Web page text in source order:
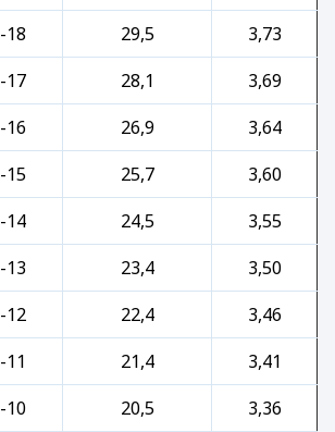
-18 29,5
3,73
-17 28,1
3,69
-16 26,9
3,64
-15 25,7
3,60
-14 24,5
3,55
-13 23,4
3,50
-12 22,4
3,46
-11 21,4
3,41
-10 20,5
3,36